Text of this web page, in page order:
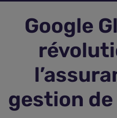
Plus d'assurances
Google
gestion